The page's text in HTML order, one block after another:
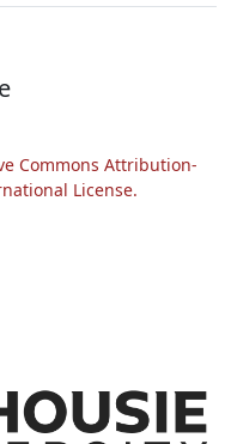
Commons Attribution-
License.